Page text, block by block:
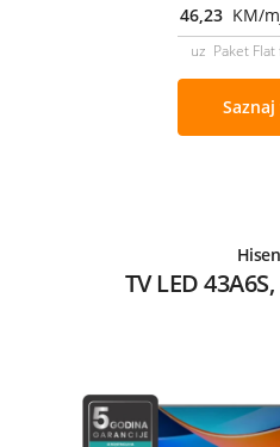
46,23 KM/
uz Paket Flat
TV LED